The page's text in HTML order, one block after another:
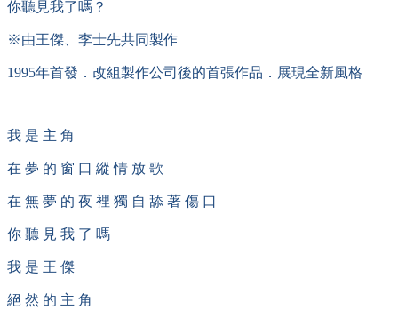
你聽見我了嗎？
※由王傑、李士先共同製作
1995年首發．改組製作公司後的首張作品．展現全新風格
我 是 主 角
在 夢 的 窗 口 縱 情 放 歌
在 無 夢 的 夜 裡 獨 自 舔 著 傷 口
你 聽 見 我 了 嗎
我 是 王 傑
絕 然 的 主 角